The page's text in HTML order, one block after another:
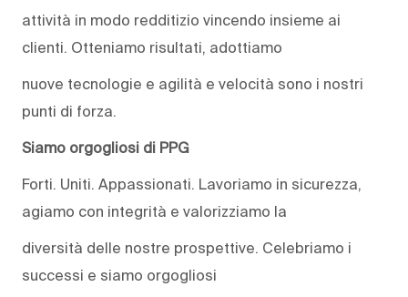
attività in modo redditizio vincendo insieme ai
clienti. Otteniamo risultati, adottiamo
nuove tecnologie e agilità e velocità sono i nostri
punti di forza.
Siamo orgogliosi di PPG
Forti. Uniti. Appassionati. Lavoriamo in sicurezza,
agiamo con integrità e valorizziamo la
diversità delle nostre prospettive. Celebriamo i
successi e siamo orgogliosi